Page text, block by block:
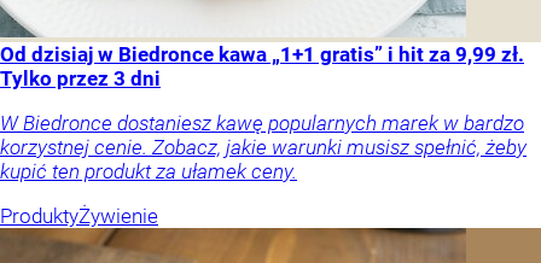
Od dzisiaj w Biedronce kawa „1+1 gratis” i hit za 9,99 zł.
Tylko przez 3 dni
W Biedronce dostaniesz kawę popularnych marek w bardzo
korzystnej cenie. Zobacz, jakie warunki musisz spełnić, żeby
kupić ten produkt za ułamek ceny.
ProduktyŻywienie